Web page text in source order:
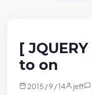
[
to on
2015 / 9 / 14 jeff